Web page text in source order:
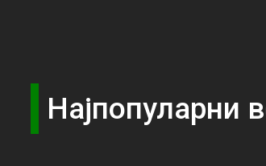
Најпопуларни